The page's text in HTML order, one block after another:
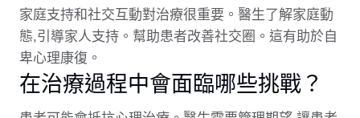
家庭支持和社交互動對治療很重要。醫生了解家庭動
態,引導家人支持。幫助患者改善社交圈。這有助於自
卑心理康復。
在治療過程中會面臨哪些挑戰？